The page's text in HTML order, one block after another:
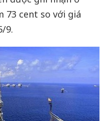
73 cent so với giá
9.